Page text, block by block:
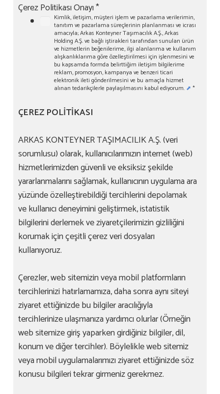
Çerez Politikası Onayı*
Kimlik, iletişim, müşteri işlem ve pazarlama verilerimin,
tanıtım ve pazarlama süreçlerinin planlanması ve icrası
amacıyla; Arkas Konteyner Taşımacılık A.Ş., Arkas
Holding A.Ş. ve bağlı iştirakleri tarafından sunulan ürün
ve hizmetlerin beğenilerime, ilgi alanlarıma ve kullanım
alışkanlıklarıma göre özelleştirilmesi için işlenmesini ve
bu kapsamda formda belirttiğim iletişim bilgilerime
reklam, promosyon, kampanya ve benzeri ticari
elektronik ileti gönderilmesini ve bu amaçla hizmet
alınan tedarikçilerle paylaşılmasını kabul ediyorum. ⬈ *
ÇEREZ POLİTİKASI
ARKAS KONTEYNER TAŞIMACILIK A.Ş. (veri
sorumlusu) olarak, kullanıcılarımızın internet (web)
hizmetlerimizden güvenli ve eksiksiz şekilde
yararlanmalarını sağlamak, kullanıcının uygulama ara
yüzünde özelleştirebildiği tercihlerini depolamak
ve kullanıcı deneyimini geliştirmek, istatistik
bilgilerini derlemek ve ziyaretçilerimizin gizliliğini
korumak için çeşitli çerez veri dosyaları
kullanıyoruz.
Çerezler, web sitemizin veya mobil platformların
tercihlerinizi hatırlamamıza, daha sonra aynı siteyi
ziyaret ettiğinizde bu bilgiler aracılığıyla
tercihlerinize ulaşmanıza yardımcı olurlar (Örneğin
web sitemize giriş yaparken girdiğiniz bilgiler, dil,
konum ve diğer tercihler). Böylelikle web sitemiz
veya mobil uygulamalarımızı ziyaret ettiğinizde söz
konusu bilgileri tekrar girmeniz gerekmez.